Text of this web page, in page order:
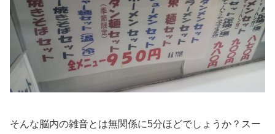
そんな脳内の雑音とは無関係に5分ほどでしょうか？スー